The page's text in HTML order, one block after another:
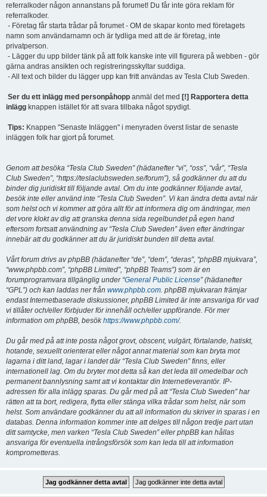
referralkoder någon annanstans på forumet! Du får inte göra reklam för
referralkoder.
- Företag får starta trådar på forumet - OM de skapar konto med företagets
namn som användarnamn och är tydliga med att de är företag, inte
privatperson.
- Lägger du upp bilder tänk på att folk kanske inte vill figurera på webben - gör
gärna andras ansikten och registreringsskyltar suddiga.
- All text och bilder du lägger upp kan fritt användas av Tesla Club Sweden.
Ser du ett inlägg med personpåhopp anmäl det med [!] Rapportera detta
inlägg knappen istället för att svara tillbaka något spydigt.
Tips: Knappen "Senaste Inläggen" i menyraden överst listar de senaste
inläggen folk har gjort på forumet.
Genom att besöka “Tesla Club Sweden” (hädanefter “vi”, “oss”, “vår”, “Tesla
Club Sweden”, “https://teslaclubsweden.se/forum”), så godkänner du att du
binder dig juridiskt till följande avtal. Om du inte godkänner följande avtal,
besök inte eller använd inte “Tesla Club Sweden”. Vi kan ändra detta avtal när
som helst och vi kommer att göra allt för att informera dig om ändringar, men
det vore klokt av dig att granska denna sida regelbundet på egen hand
eftersom fortsatt användning av “Tesla Club Sweden” även efter ändringar
innebär att du godkänner att du är juridiskt bunden till detta avtal.
Vårt forum drivs av phpBB (hädanefter “de”, “dem”, “deras”, “phpBB mjukvara”,
“www.phpbb.com”, “phpBB Limited”, “phpBB Teams”) som är en
forumprogramvara tillgänglig under “General Public License” (hädanefter
“GPL”) och kan laddas ner från www.phpbb.com. phpBB mjukvaran främjar
endast Internetbaserade diskussioner, phpBB Limited är inte ansvariga för vad
vi tillåter och/eller förbjuder för innehåll och/eller uppförande. För mer
information om phpBB, besökhttps://www.phpbb.com/.
Du går med på att inte posta något grovt, obscent, vulgärt, förtalande, hatiskt,
hotande, sexuellt orienterat eller något annat material som kan bryta mot
lagarna i ditt land, lagar i landet där “Tesla Club Sweden” finns, eller
internationell lag. Om du bryter mot detta så kan det leda till omedelbar och
permanent bannlysning samt att vi kontaktar din Internetleverantör. IP-
adressen för alla inlägg sparas. Du går med på att “Tesla Club Sweden” har
rätten att ta bort, redigera, flytta eller stänga vilka trådar som helst, när som
helst. Som användare godkänner du att all information du skriver in sparas i en
databas. Denna information kommer inte att delges till någon tredje part utan
ditt samtycke, men varken “Tesla Club Sweden” eller phpBB kan hållas
ansvariga för eventuella intrångsförsök som kan leda till att information
komprometteras.